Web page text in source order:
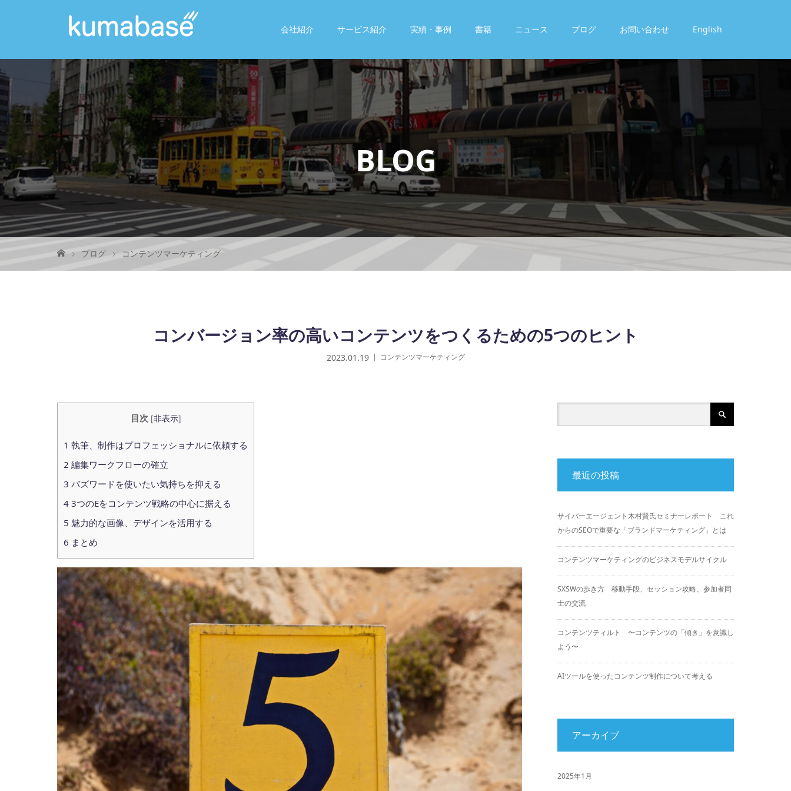
会社紹介 サービス紹介 実績・事例 書籍 ニュース ブログ お問い合わせ English
BLOG
ブログ コンテンツマーケティング
コンバージョン率の高いコンテンツをつくるための5つのヒント
2023.01.19 コンテンツマーケティング
目次 [非表示]
1 執筆、制作はプロフェッショナルに依頼する
2 編集ワークフローの確立
3 バズワードを使いたい気持ちを抑える
4 3つのEをコンテンツ戦略の中心に据える
5 魅力的な画像、デザインを活用する
6 まとめ
最近の投稿
サイバーエージェント木村賢氏セミナーレポート これ
からのSEOで重要な「ブランドマーケティング」とは
コンテンツマーケティングのビジネスモデルサイクル
SXSWの歩き方 移動手段、セッション攻略、参加者同
士の交流
コンテンツティルト 〜コンテンツの「傾き」を意識し
よう〜
AIツールを使ったコンテンツ制作について考える
アーカイブ
2025年1月